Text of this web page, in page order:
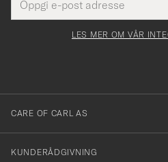
postadresse
felt
för
dig
till
vårt
nyhetsbrev!
LES MER OM VÅR
CARE OF CARL AS
KUNDERÅDGIVNING